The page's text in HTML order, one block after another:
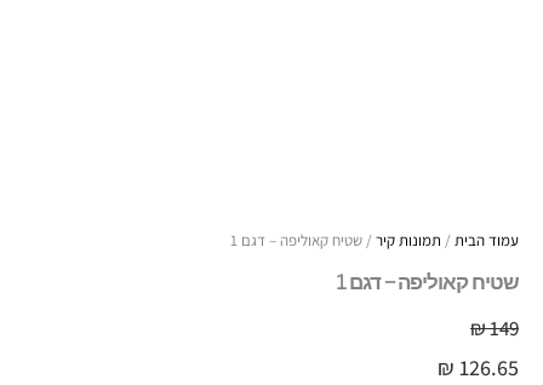
עמוד הבית / תמונות קיר / שטיח קאוליפה – דגם 1
שטיח קאוליפה – דגם 1
₪149
₪ 126.65